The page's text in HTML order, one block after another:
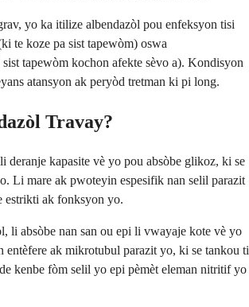
yo ka itilize albendazòl pou enfeksyon tisi
te koze pa sist tapewòm) oswa
tapewòm kochon afekte sèvo a). Kondisyon
atansyon ak peryòd tretman ki pi long.
Travay?
deranje kapasite vè yo pou absòbe glikoz, ki se
Li mare ak pwoteyin espesifik nan selil parazit
estrikti ak fonksyon yo.
li absòbe nan san ou epi li vwayaje kote vè yo
entèfere ak mikrotubul parazit yo, ki se tankou ti
kenbe fòm selil yo epi pèmèt eleman nitritif yo